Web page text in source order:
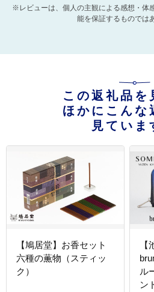
※レビューは、個人の主観による感想・体
能を保証するものでは
この返礼品を
ほかにこんな
見ていま
【鳩居堂】お香セット
六種の薫物（スティッ
ク）
ル
ン